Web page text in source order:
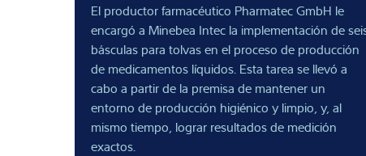
El productor farmacéutico Pharmatec GmbH le
encargó a Minebea Intec la implementación de
básculas para tolvas en el proceso de producción
de medicamentos líquidos. Esta tarea se llevó a
cabo a partir de la premisa de mantener un
entorno de producción higiénico y limpio, y, al
mismo tiempo, lograr resultados de medición
exactos.